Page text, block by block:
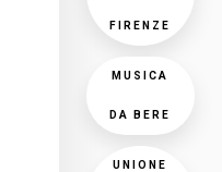
FIRENZE
MUSICA
DA BERE
UNIONE